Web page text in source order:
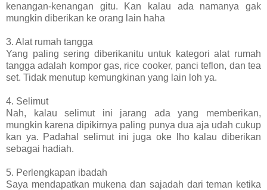
kenangan-kenangan gitu. Kan kalau ada namanya gak
mungkin diberikan ke orang lain haha
3. Alat rumah tangga
Yang paling sering diberikanitu untuk kategori alat rumah
tangga adalah kompor gas, rice cooker, panci teflon, dan tea
set. Tidak menutup kemungkinan yang lain loh ya.
4. Selimut
Nah, kalau selimut ini jarang ada yang memberikan,
mungkin karena dipikirnya paling punya dua aja udah cukup
kan ya. Padahal selimut ini juga oke lho kalau diberikan
sebagai hadiah.
5. Perlengkapan ibadah
Saya mendapatkan mukena dan sajadah dari teman ketika